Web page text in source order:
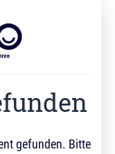
gefunden. Bitte